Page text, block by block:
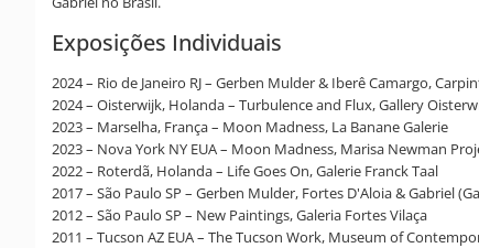
Exposições Individuais
2024 – Rio de Janeiro RJ – Gerben Mulder & Iberê Camargo,
2024 – Oisterwijk, Holanda – Turbulence and Flux, Gallery
2023 – Marselha, França – Moon Madness, La Banane Galerie
2023 – Nova York NY EUA – Moon Madness, Marisa Newman
2022 – Roterdã, Holanda – Life Goes On, Galerie Franck Taal
2017 – São Paulo SP – Gerben Mulder, Fortes D'Aloia & Gabriel
2012 – São Paulo SP – New Paintings, Galeria Fortes Vilaça
2011 – Tucson AZ EUA – The Tucson Work, Museum of